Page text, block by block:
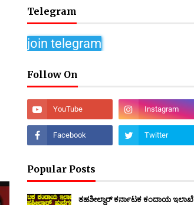
Telegram
join telegram
Follow On
Popular Posts
ತಹಶೀಲ್ದಾರ್ ಕರ್ನಾಟಕ ಕಂದಾಯ ಇಲಾಖೆ